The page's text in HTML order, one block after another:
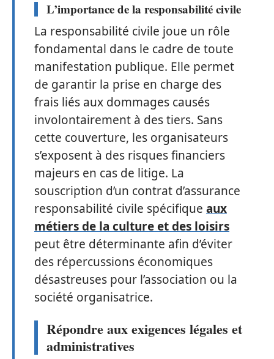
L’importance de la responsabilité civile
La responsabilité civile joue un rôle
fondamental dans le cadre de toute
manifestation publique. Elle permet
de garantir la prise en charge des
frais liés aux dommages causés
involontairement à des tiers. Sans
cette couverture, les organisateurs
s’exposent à des risques financiers
majeurs en cas de litige. La
souscription d’un contrat d’assurance
responsabilité civile spécifique aux
métiers de la culture et des loisirs
peut être déterminante afin d’éviter
des répercussions économiques
désastreuses pour l’association ou la
société organisatrice.
Répondre aux exigences légales et
administratives